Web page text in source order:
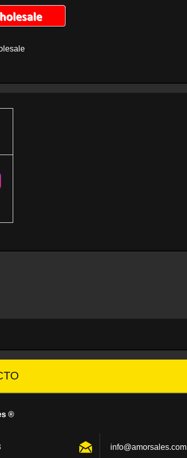
®
info@amorsales.com